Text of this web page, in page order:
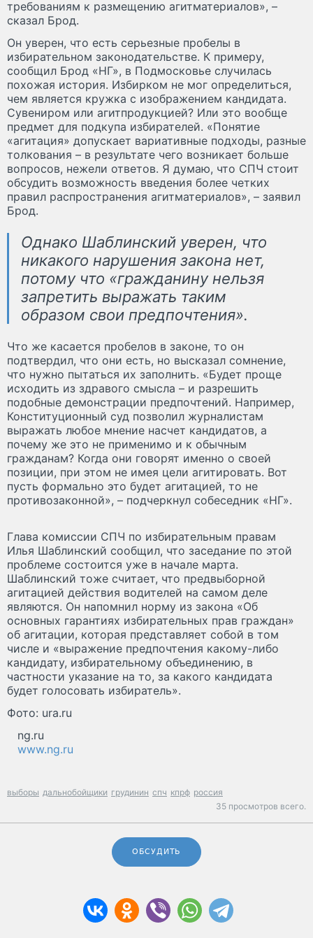
требованиям к размещению агитматериалов», –
сказал Брод.
Он уверен, что есть серьезные пробелы в
избирательном законодательстве. К примеру,
сообщил Брод «НГ», в Подмосковье случилась
похожая история. Избирком не мог определиться,
чем является кружка с изображением кандидата.
Сувениром или агитпродукцией? Или это вообще
предмет для подкупа избирателей. «Понятие
«агитация» допускает вариативные подходы, разные
толкования – в результате чего возникает больше
вопросов, нежели ответов. Я думаю, что СПЧ стоит
обсудить возможность введения более четких
правил распространения агитматериалов», – заявил
Брод.
Однако Шаблинский уверен, что
никакого нарушения закона нет,
потому что «гражданину нельзя
запретить выражать таким
образом свои предпочтения».
Что же касается пробелов в законе, то он
подтвердил, что они есть, но высказал сомнение,
что нужно пытаться их заполнить. «Будет проще
исходить из здравого смысла – и разрешить
подобные демонстрации предпочтений. Например,
Конституционный суд позволил журналистам
выражать любое мнение насчет кандидатов, а
почему же это не применимо и к обычным
гражданам? Когда они говорят именно о своей
позиции, при этом не имея цели агитировать. Вот
пусть формально это будет агитацией, то не
противозаконной», – подчеркнул собеседник «НГ».
Глава комиссии СПЧ по избирательным правам
Илья Шаблинский сообщил, что заседание по этой
проблеме состоится уже в начале марта.
Шаблинский тоже считает, что предвыборной
агитацией действия водителей на самом деле
являются. Он напомнил норму из закона «Об
основных гарантиях избирательных прав граждан»
об агитации, которая представляет собой в том
числе и «выражение предпочтения какому-либо
кандидату, избирательному объединению, в
частности указание на то, за какого кандидата
будет голосовать избиратель».
Фото: ura.ru
ng.ru
www.ng.ru
выборы дальнобойщики грудинин спч кпрф россия
35 просмотров всего.
ОБСУДИТЬ